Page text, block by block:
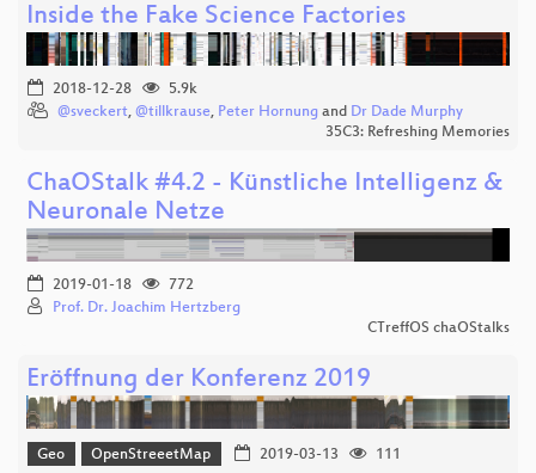
Inside the Fake Science Factories
2018-12-28
5.9k
@sveckert, @tillkrause, Peter Hornung and Dr Dade Murphy
35C3: Refreshing Memories
ChaOStalk #4.2 - Künstliche Intelligenz &
Neuronale Netze
2019-01-18
772
Prof. Dr. Joachim Hertzberg
CTreffOS chaOStalks
Eröffnung der Konferenz 2019
Geo OpenStreeetMap 2019-03-13 111